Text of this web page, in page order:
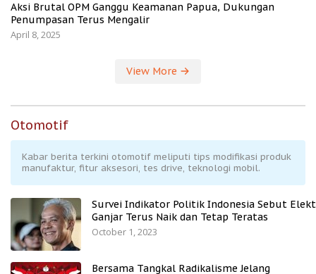
Aksi Brutal OPM Ganggu Keamanan Papua, Dukungan
Penumpasan Terus Mengalir
April 8, 2025
View More
Otomotif
Kabar berita terkini otomotif meliputi tips modifikasi produk
manufaktur, fitur aksesori, tes drive, teknologi mobil.
Survei Indikator Politik Indonesia Sebut
Ganjar Terus Naik dan Tetap Teratas
October 1, 2023
Bersama Tangkal Radikalisme Jelang